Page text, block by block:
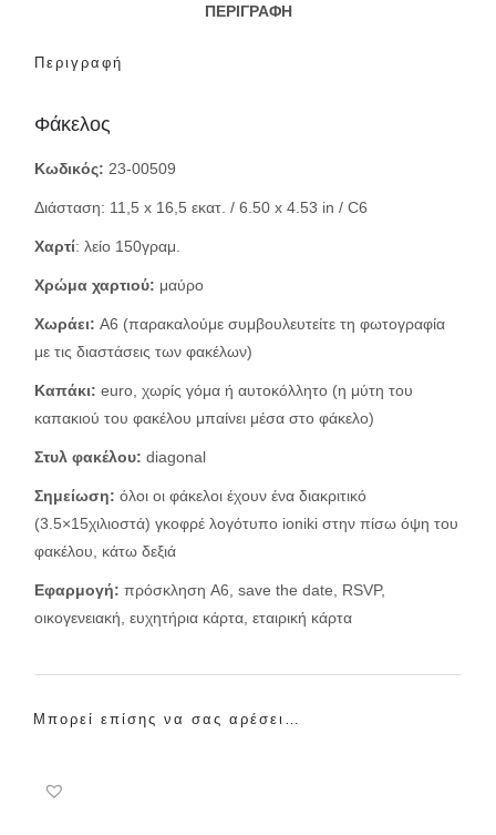
ΠΕΡΙΓΡΑΦΉ
Περιγραφή
Φάκελος
Κωδικός: 23-00509
Διάσταση: 11,5 x 16,5 εκατ. / 6.50 x 4.53 in / C6
Χαρτί: λείο 150γραμ.
Χρώμα χαρτιού: μαύρο
Χωράει: Α6 (παρακαλούμε συμβουλευτείτε τη φωτογραφία
με τις διαστάσεις των φακέλων)
Καπάκι: euro, χωρίς γόμα ή αυτοκόλλητο (η μύτη του
καπακιού του φακέλου μπαίνει μέσα στο φάκελο)
Στυλ φακέλου: diagonal
Σημείωση: όλοι οι φάκελοι έχουν ένα διακριτικό
(3.5×15χιλιοστά) γκοφρέ λογότυπο ioniki στην πίσω όψη του
φακέλου, κάτω δεξιά
Εφαρμογή: πρόσκληση A6, save the date, RSVP,
οικογενειακή, ευχητήρια κάρτα, εταιρική κάρτα
Μπορεί επίσης να σας αρέσει…